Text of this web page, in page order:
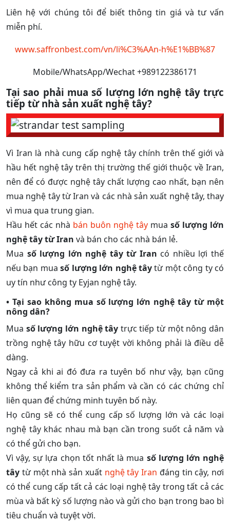
Liên hệ với chúng tôi để biết thông tin giá và tư vấn
miễn phí.
www.saffronbest.com/vn/li%C3%AAn-h%E1%BB%87
Mobile/WhatsApp/Wechat +989122386171
Tại sao phải muasố lượng lớn nghệ tâytrực
tiếp từ nhà sản xuất nghệ tây?
Vì Iran là nhà cung cấp nghệ tây chính trên thế giới và
hầu hết nghệ tây trên thị trường thế giới thuộc về Iran,
nên để có được nghệ tây chất lượng cao nhất, bạn nên
mua nghệ tây từ Iran và các nhà sản xuất nghệ tây, thay
vì mua qua trung gian.
Hầu hết các nhà bán buôn nghệ tây mua số lượng lớn
nghệ tây từ Iran và bán cho các nhà bán lẻ.
Mua số lượng lớn nghệ tây từ Iran có nhiều lợi thế
nếu bạn muasố lượng lớn nghệ tâytừ một công ty có
uy tín như công ty Eyjan nghệ tây.
• Tại sao không mua số lượng lớn nghệ tâytừ một
nông dân?
Mua số lượng lớn nghệ tây trực tiếp từ một nông dân
trồng nghệ tây hữu cơ tuyệt vời không phải là điều dễ
dàng.
Ngay cả khi ai đó đưa ra tuyên bố như vậy, bạn cũng
không thể kiểm tra sản phẩm và cần có các chứng chỉ
liên quan để chứng minh tuyên bố này.
Họ cũng sẽ có thể cung cấp số lượng lớn và các loại
nghệ tây khác nhau mà bạn cần trong suốt cả năm và
có thể gửi cho bạn.
Vì vậy, sự lựa chọn tốt nhất là mua số lượng lớn nghệ
tây từ một nhà sản xuất nghệ tây Iran đáng tin cậy, nơi
có thể cung cấp tất cả các loại nghệ tây trong tất cả các
mùa và bất kỳ số lượng nào và gửi cho bạn trong bao bì
tiêu chuẩn và tuyệt vời.